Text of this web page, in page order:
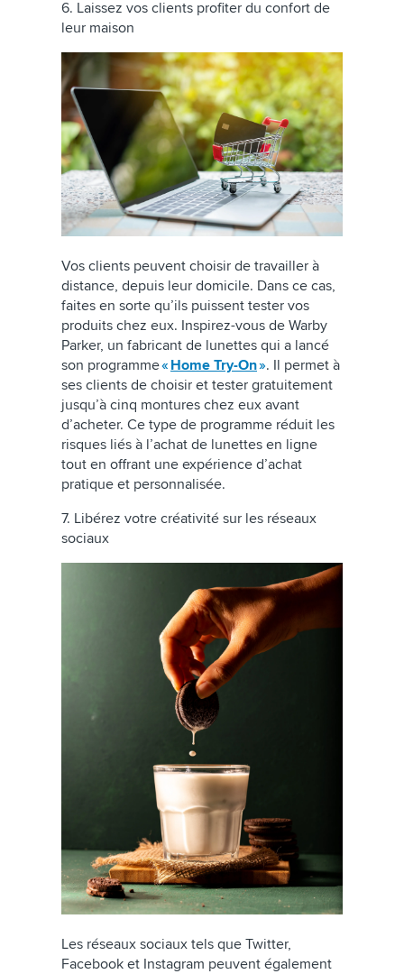
6. Laissez vos clients profiter du confort de
leur maison
Vos clients peuvent choisir de travailler à
distance, depuis leur domicile. Dans ce cas,
faites en sorte qu’ils puissent tester vos
produits chez eux. Inspirez-vous de Warby
Parker, un fabricant de lunettes qui a lancé
son programme« Home Try-On». Il permet à
ses clients de choisir et tester gratuitement
jusqu’à cinq montures chez eux avant
d’acheter. Ce type de programme réduit les
risques liés à l’achat de lunettes en ligne
tout en offrant une expérience d’achat
pratique et personnalisée.
7. Libérez votre créativité sur les réseaux
sociaux
Les réseaux sociaux tels que Twitter,
Facebook et Instagram peuvent également